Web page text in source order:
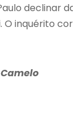
declinar
O inquérito